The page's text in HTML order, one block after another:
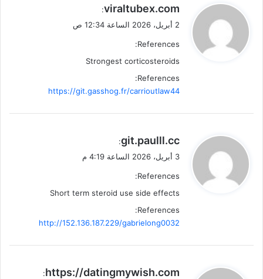
ي
ل
viraltubex.com
:
2 أبريل، 2026 الساعة 12:34 ص
References:
Strongest corticosteroids
References:
https://git.gasshog.fr/carrioutlaw44
ي
ل
git.paulll.cc
:
3 أبريل، 2026 الساعة 4:19 م
References:
Short term steroid use side effects
References:
http://152.136.187.229/gabrielong0032
يhttps://datingmywish.com
: